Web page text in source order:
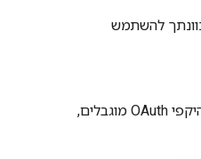
להשתמש
אם אתם מבקשים גישה להיקפי OAuth מוגבלים,